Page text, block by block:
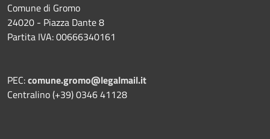
Comune di Gromo
24020 - Piazza Dante 8
Partita IVA: 00666340161
PEC:comune.gromo@legalmail.it
Centralino (+39) 0346 41128